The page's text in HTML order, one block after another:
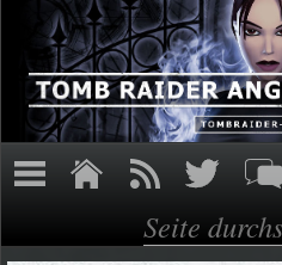
Direkt zum Inhalt
Suchformular
Suche